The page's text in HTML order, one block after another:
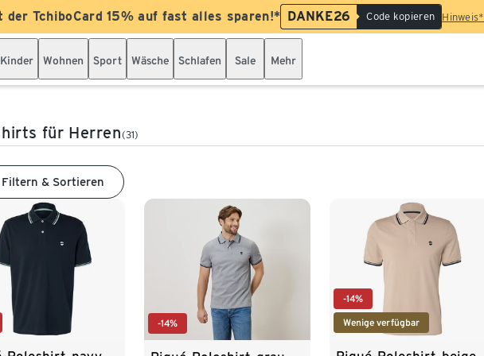
TchiboCard 15% auf fast alles sparen!* DANKE26 Code kopieren Hinweis*
Kinder Wohnen Sport Wäsche Schlafen Sale Mehr
für Herren(31)
Filtern & Sortieren
-14%
-14%
Wenige verfügbar